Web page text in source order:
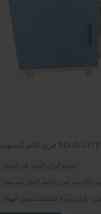
مصنع أفران التلبيد في الصين
فرن عازل مزدوج الطبقات لتدوير الهواء